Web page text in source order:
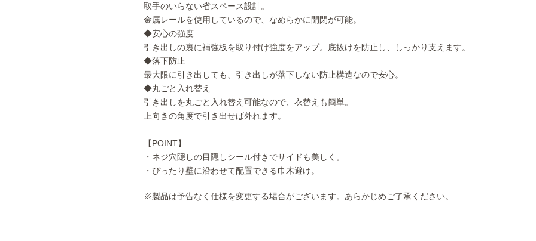
取手のいらない省スペース設計。
金属レールを使用しているので、なめらかに開閉が可能。
◆安心の強度
引き出しの裏に補強板を取り付け強度をアップ。底抜けを防止し、しっかり支えます。
◆落下防止
最大限に引き出しても、引き出しが落下しない防止構造なので安心。
◆丸ごと入れ替え
引き出しを丸ごと入れ替え可能なので、衣替えも簡単。
上向きの角度で引き出せば外れます。
【POINT】
・ネジ穴隠しの目隠しシール付きでサイドも美しく。
・ぴったり壁に沿わせて配置できる巾木避け。
※製品は予告なく仕様を変更する場合がございます。あらかじめご了承ください。